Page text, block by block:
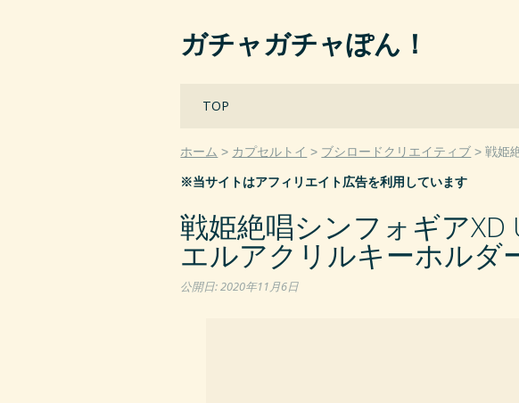
ガチャガチャぽん！
Main menu
TOP
ホーム カプセルトイ ブシロードクリエイティブ 戦姫
※当サイトはアフィリエイト広告を利用しています
戦姫絶唱シンフォギアXD
エルアクリルキーホルダ
公開日:2020年11月6日